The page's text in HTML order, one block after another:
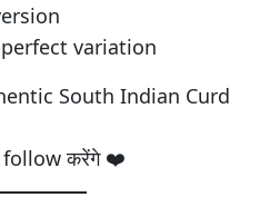
variation
South Indian Curd
follow करेंगे ❤️